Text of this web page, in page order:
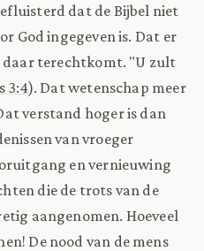
dat de Bijbel niet
God ingegeven is. Dat er
daar terechtkomt. "U zult
3:4). Dat wetenschap meer
verstand hoger is dan
van vroeger
en vernieuwing
die de trots van de
aangenomen. Hoeveel
De nood van de mens